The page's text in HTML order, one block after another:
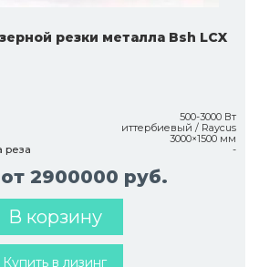
резки металла Bsh LCX
500-3000 Вт
иттербиевый / Raycus
3000×1500 мм
реза
-
2900000 руб.
В корзину
Купить в лизинг